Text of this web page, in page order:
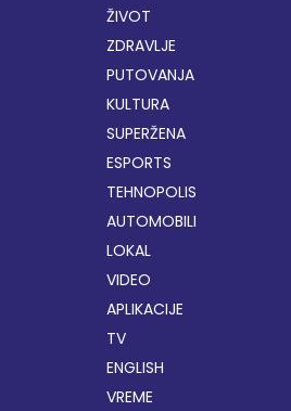
ŽIVOT
ZDRAVLJE
PUTOVANJA
KULTURA
SUPERŽENA
ESPORTS
TEHNOPOLIS
AUTOMOBILI
LOKAL
VIDEO
APLIKACIJE
TV
ENGLISH
VREME